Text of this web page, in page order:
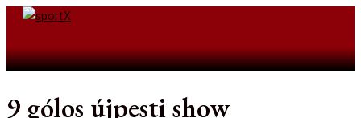
Skip
9 gólos újpesti show